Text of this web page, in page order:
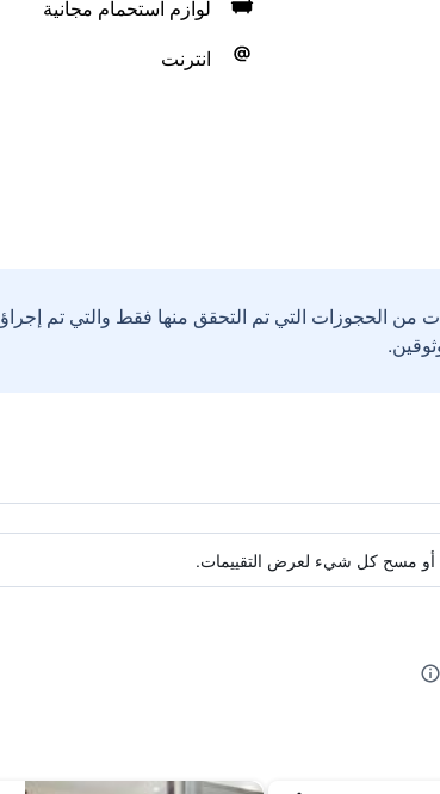
لوازم استحمام مجانية
انترنت
من الحجوزات التي تم التحقق منها فقط والتي تم
أو مسح كل شيء لعرض التقييمات.